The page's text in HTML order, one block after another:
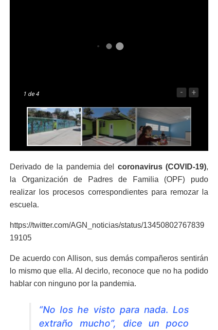
1 de 4 - +
Derivado de la pandemia del coronavirus (COVID-19),
la Organización de Padres de Familia (OPF) pudo
realizar los procesos correspondientes para remozar la
escuela.
https://twitter.com/AGN_noticias/status/13450802767839
19105
De acuerdo con Allison, sus demás compañeros sentirán
lo mismo que ella. Al decirlo, reconoce que no ha podido
hablar con ninguno por la pandemia.
“No los he visto para nada. Los
extraño mucho”, dice un poco